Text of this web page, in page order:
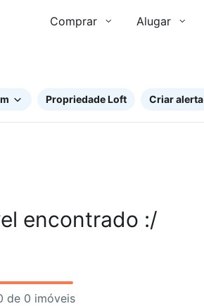
Comprar Alugar
Propriedade Loft Criar alerta
encontrado :/
de 0 imóveis